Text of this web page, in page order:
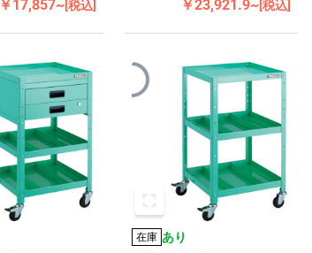
￥17,857~[税込] ￥23,921.9~[税込]
在庫 あり